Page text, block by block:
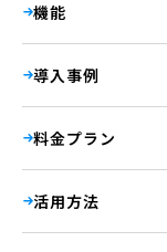
機能
導入事例
料金プラン
活用方法